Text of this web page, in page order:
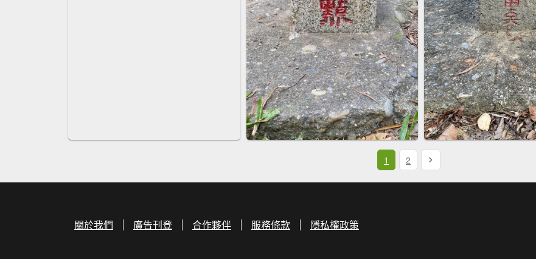
1 2
關於我們 廣告刊登 合作夥伴 服務條款 隱私權政策